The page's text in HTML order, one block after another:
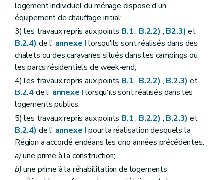
logement individuel du ménage dispose d'un
équipement de chauffage initial;
3) les travaux repris aux points B.1, B.2.2) , B2.3) et
B.2.4) de l' annexe I lorsqu'ils sont réalisés dans des
chalets ou des caravanes situés dans les campings ou
les parcs résidentiels de week-end;
4) les travaux repris aux points B.1, B.2.2) , B.2.3) et
B.2.4de l' annexe Ilorsqu'ils sont réalisés dans les
logements publics;
5) les travaux repris aux points B.1, B.2.2) , B.2.3) et
B.2.4) de l' annexe I pour la réalisation desquels la
Région a accordé endéans les cinq années précédentes:
a)une prime à la construction;
b)une prime à la réhabilitation de logements